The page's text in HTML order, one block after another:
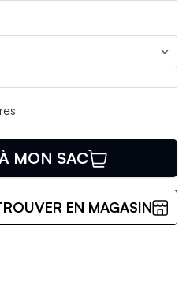
MON SAC
EN MAGASIN